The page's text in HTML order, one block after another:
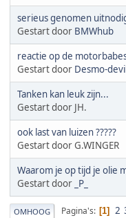
serieus genomen
Gestart door BMWhub
reactie op de
Gestart door Desmo-
Tanken kan leuk zijn...
Gestart door JH.
ook last van luizen ?????
Gestart door G.WINGER
Waarom je op tijd je olie
Gestart door _P_
OMHOOG Pagina's 1 2